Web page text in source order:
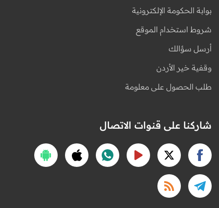
بوابة الحكومة الإلكترونية
شروط استخدام الموقع
أرسل سؤالك
وقفية خير الأردن
طلب الحصول على معلومة
شاركنا على قنوات الاتصال